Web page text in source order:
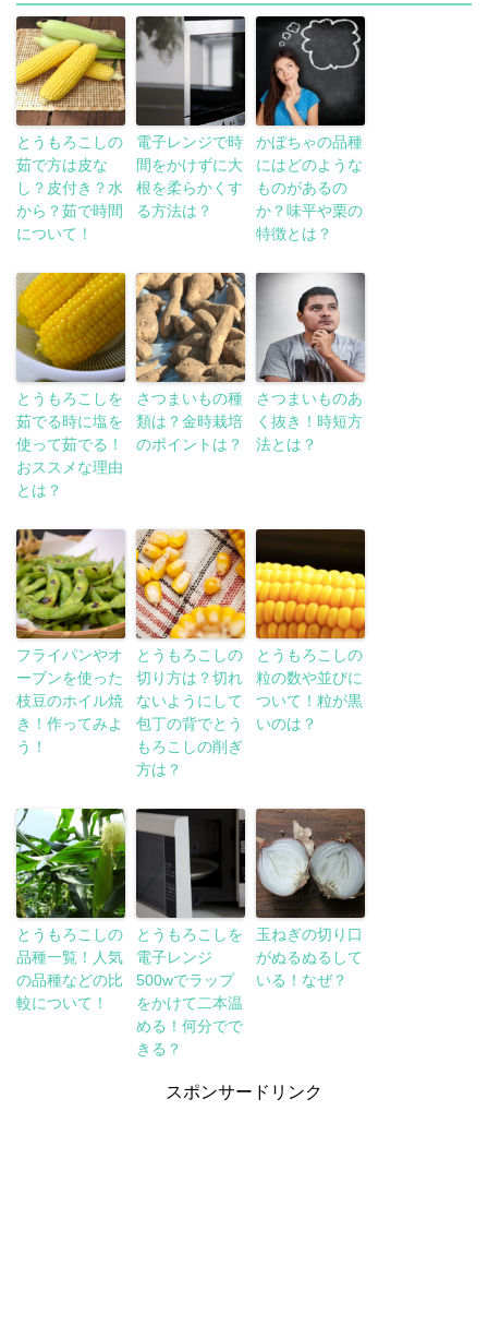
とうもろこしの
茹で方は皮な
し？皮付き？水
から？茹で時間
について！
電子レンジで時
間をかけずに大
根を柔らかくす
る方法は？
かぼちゃの品種
にはどのような
ものがあるの
か？味平や栗の
特徴とは？
とうもろこしを
茹でる時に塩を
使って茹でる！
おススメな理由
とは？
さつまいもの種
類は？金時栽培
のポイントは？
さつまいものあ
く抜き！時短方
法とは？
フライパンやオ
ーブンを使った
枝豆のホイル焼
き！作ってみよ
う！
とうもろこしの
切り方は？切れ
ないようにして
包丁の背でとう
もろこしの削ぎ
方は？
とうもろこしの
粒の数や並びに
ついて！粒が黒
いのは？
とうもろこしの
品種一覧！人気
の品種などの比
較について！
とうもろこしを
電子レンジ
500wでラップ
をかけて二本温
める！何分でで
きる？
玉ねぎの切り口
がぬるぬるして
いる！なぜ？
スポンサードリンク